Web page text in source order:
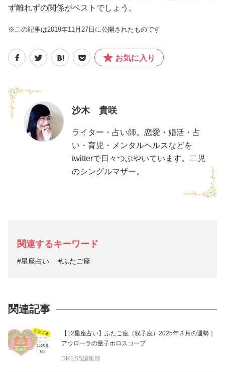
ず離れずの関係がベストでしょう。
※この記事は2019年11月27日に公開されたものです
お気に入り
沙木 貴咲
ライター・占い師。恋愛・婚活・占
い・育児・メンタルヘルスなどを
twitterで日々つぶやいています。二児
のシングルマザー。
関連するキーワード
#星座占い #ふたご座
関連記事
【12星座占い】ふたご座（双子座）2025年３月の運勢｜
アウローラの量子ホロスコープ
DRESS編集部